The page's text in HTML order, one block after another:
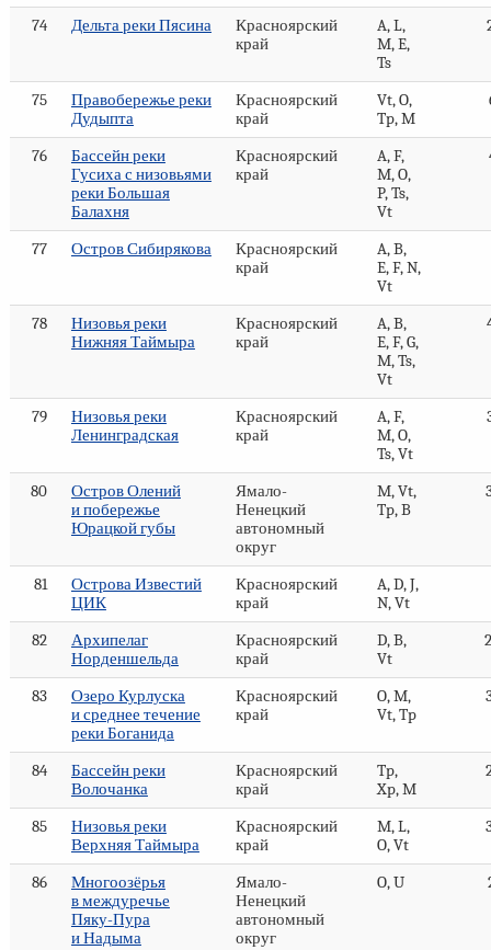
74 Дельта реки Пясина
Красноярский
край
A, L,
M, E,
Ts
75
Правобережье реки
Дудыпта
Красноярский
край
Vt, O,
Tp, M
76
Бассейн реки
Гусиха с низовьями
реки Большая
Балахня
Красноярский
край
A, F,
M, O,
P, Ts,
Vt
77 Остров Сибирякова
Красноярский
край
A, B,
E, F, N,
Vt
78
Низовья реки
Нижняя Таймыра
Красноярский
край
A, B,
E, F, G,
M, Ts,
Vt
79
Низовья реки
Ленинградская
Красноярский
край
A, F,
M, O,
Ts, Vt
80
Остров Олений
и побережье
Юрацкой губы
Ямало-
Ненецкий
автономный
округ
M, Vt,
Tp, B
81
Острова Известий
ЦИК
Красноярский
край
A, D, J,
N, Vt
82
Архипелаг
Норденшельда
Красноярский
край
D, B,
Vt
83
Озеро Курлуска
и среднее течение
реки Боганида
Красноярский
край
O, M,
Vt, Tp
84
Бассейн реки
Волочанка
Красноярский
край
Tp,
Xp, M
85
Низовья реки
Верхняя Таймыра
Красноярский
край
M, L,
O, Vt
86
Многоозёрья
в междуречье
Пяку-Пура
и Надыма
Ямало-
Ненецкий
автономный
округ
O, U